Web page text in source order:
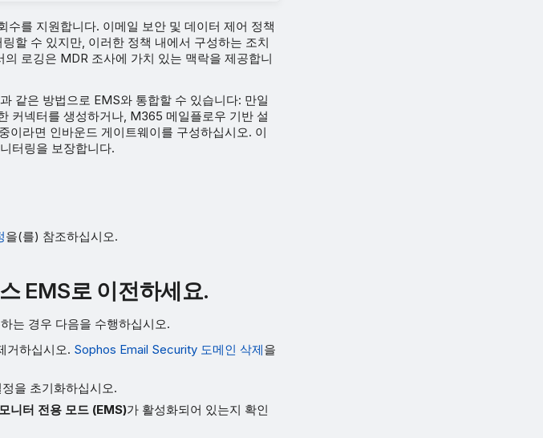
를 지원합니다. 이메일 보안 및 데이터 제어 정책
할 수 있지만, 이러한 정책 내에서 구성하는 조치
로깅은 MDR 조사에 가치 있는 맥락을 제공합니
같은 방법으로 EMS와 통합할 수 있습니다: 만일
커넥터를 생성하거나, M365 메일플로우 기반 설
이라면 인바운드 게이트웨이를 구성하십시오. 이
터링을 보장합니다.
을(를) 참조하십시오.
EMS로 이전하세요.
는 경우 다음을 수행하십시오.
거하십시오. Sophos Email Security 도메인 삭제을
을 초기화하십시오.
모니터 전용 모드 (EMS)가 활성화되어 있는지 확인